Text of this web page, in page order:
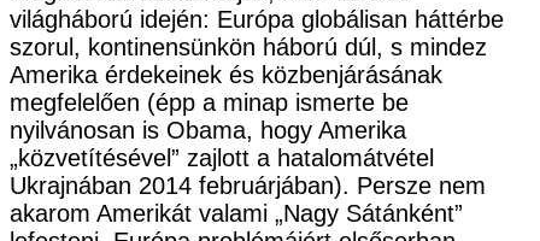
világháború idején: Európa globálisan háttérbe
szorul, kontinensünkön háború dúl, s mindez
Amerika érdekeinek és közbenjárásának
megfelelően (épp a minap ismerte be
nyilvánosan is Obama, hogy Amerika
„közvetítésével” zajlott a hatalomátvétel
Ukrajnában 2014 februárjában). Persze nem
akarom Amerikát valami „Nagy Sátánként”